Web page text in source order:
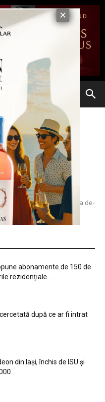
stagiunii
ANI...
pe scena Teatrului
din Iaşi, încheie cea de-
abonamente de 150 de
rezidențiale....
după ce ar fi intrat
din Iași, închis de ISU și